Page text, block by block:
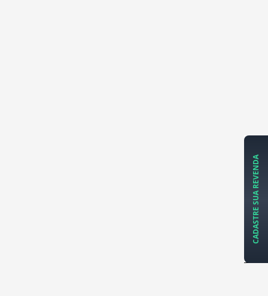
CADASTRE SUA REVENDA